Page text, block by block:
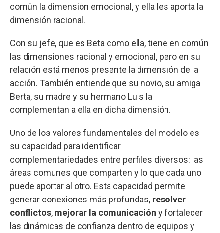
común la dimensión emocional, y ella les aporta la
dimensión racional.
Con su jefe, que es Beta como ella, tiene en común
las dimensiones racional y emocional, pero en su
relación está menos presente la dimensión de la
acción. También entiende que su novio, su amiga
Berta, su madre y su hermano Luis la
complementan a ella en dicha dimensión.
Uno de los valores fundamentales del modelo es
su capacidad para identificar
complementariedades entre perfiles diversos: las
áreas comunes que comparten y lo que cada uno
puede aportar al otro. Esta capacidad permite
generar conexiones más profundas, resolver
conflictos, mejorar la comunicación y fortalecer
las dinámicas de confianza dentro de equipos y